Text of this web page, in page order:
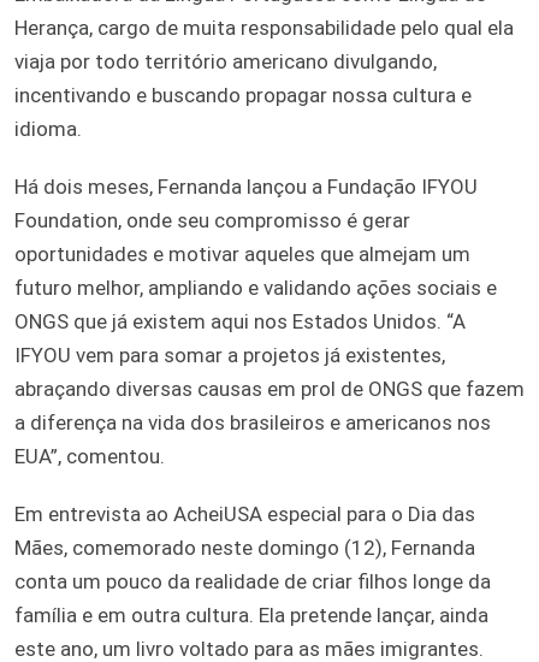
Herança, cargo de muita responsabilidade pelo qual ela
viaja por todo território americano divulgando,
incentivando e buscando propagar nossa cultura e
idioma.
Há dois meses, Fernanda lançou a Fundação IFYOU
Foundation, onde seu compromisso é gerar
oportunidades e motivar aqueles que almejam um
futuro melhor, ampliando e validando ações sociais e
ONGS que já existem aqui nos Estados Unidos. “A
IFYOU vem para somar a projetos já existentes,
abraçando diversas causas em prol de ONGS que fazem
a diferença na vida dos brasileiros e americanos nos
EUA”, comentou.
Em entrevista ao AcheiUSA especial para o Dia das
Mães, comemorado neste domingo (12), Fernanda
conta um pouco da realidade de criar filhos longe da
família e em outra cultura. Ela pretende lançar, ainda
este ano, um livro voltado para as mães imigrantes.